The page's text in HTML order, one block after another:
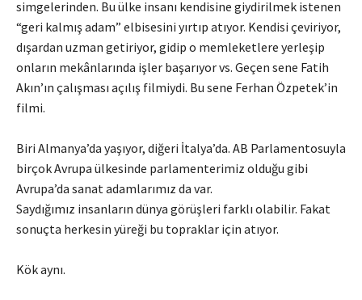
simgelerinden. Bu ülke insanı kendisine giydirilmek istenen
“geri kalmış adam” elbisesini yırtıp atıyor. Kendisi çeviriyor,
dışardan uzman getiriyor, gidip o memleketlere yerleşip
onların mekânlarında işler başarıyor vs. Geçen sene Fatih
Akın’ın çalışması açılış filmiydi. Bu sene Ferhan Özpetek’in
filmi.
Biri Almanya’da yaşıyor, diğeri İtalya’da. AB Parlamentosuyla
birçok Avrupa ülkesinde parlamenterimiz olduğu gibi
Avrupa’da sanat adamlarımız da var.
Saydığımız insanların dünya görüşleri farklı olabilir. Fakat
sonuçta herkesin yüreği bu topraklar için atıyor.
Kök aynı.